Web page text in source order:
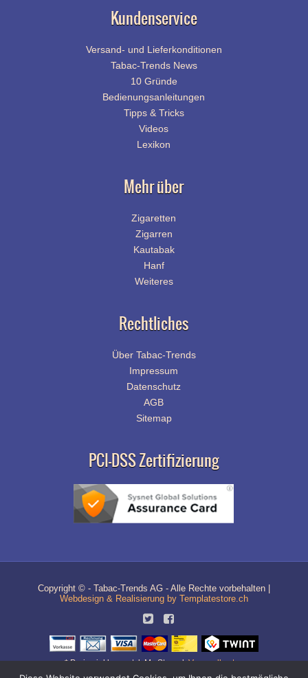
Kundenservice
Versand- und Lieferkonditionen
Tabac-Trends News
10 Gründe
Bedienungsanleitungen
Tipps & Tricks
Videos
Lexikon
Mehr über
Zigaretten
Zigarren
Kautabak
Hanf
Weiteres
Rechtliches
Über Tabac-Trends
Impressum
Datenschutz
AGB
Sitemap
PCI-DSS Zertifizierung
Copyright © - Tabac-Trends AG - Alle Rechte vorbehalten |
Webdesign & Realisierung by Templatestore.ch
* Preise inkl. gesetzl. MwSt. zzgl.Versandkosten